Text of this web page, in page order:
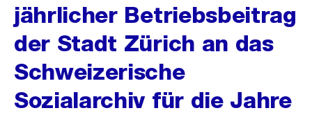
jährlicher Betriebsbeitrag
der Stadt Zürich an das
Schweizerische
Sozialarchiv für die Jahre